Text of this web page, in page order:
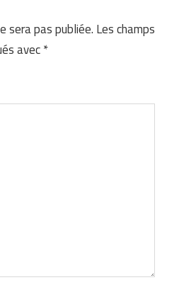
sera pas publiée. Les champs
avec*